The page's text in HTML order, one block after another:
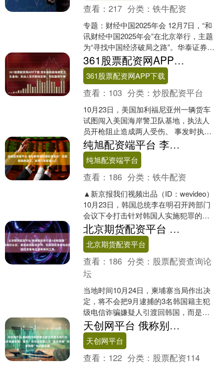
查看：217 分类：铁牛配资
专题：财经中国2025年会 12月7日，“和
讯财经中国2025年会”在北京举行，主题
为“寻找中国经济破局之路”。华泰证券机
构业务委员会主席梁红出席并演讲。 梁
红....
361股票配资网APP下载 货车强闯美海岸警卫队基地：执法人员开数枪实弹，司机腹部中弹
361股票配资网APP下载
查看： 103 分类：炒股配资平台
10月23日，美国加利福尼亚州一辆货车
试图闯入美国海岸警卫队基地，执法人
员开枪阻止造成两人受伤。 事发时执法
人员多次命令司机停车，但司机倒车并
突然向执法人员加速....
纯旭配资端平台 李在明警告跨国犯罪组织：若胆敢碰韩国人，结局只有家破人亡
纯旭配资端平台
查看： 186 分类：铁牛配资
▲新京报我们视频出品（ID：wevideo）
10月23日，韩国总统李在明召开跨部门
会议下令打击针对韩国人实施犯罪的诈
骗集团。 李在明表示，若国际犯罪组织
胆敢碰....
北京期货配资平台 柬埔寨拒绝引渡3名韩国籍“杀猪盘”电诈组织头目，直接就地起诉审判；犯罪园区常备电击器等拷问工具
北京期货配资平台
查看： 186 分类： 股票配资查询论
坛
当地时间10月24日，柬埔寨当局作出决
定，将不会把9月逮捕的3名韩国籍主犯
级电信诈骗嫌疑人引渡回韩国，而是选
择在柬埔寨当地对他们进行起诉和审
判。 在柬埔寨金边被....
天创网平台 俄称别尔哥罗德水库大坝遭乌军打击受损！乌多地遭空袭！俄方：对乌未获第三方“安全保障”持开放态度
天创网平台
查看： 122 分类： 股票配资114